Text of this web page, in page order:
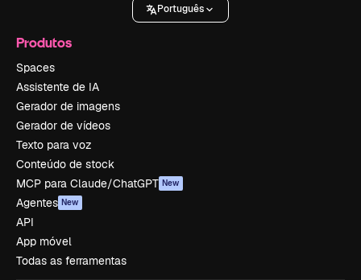
Português
Produtos
Spaces
Assistente de IA
Gerador de imagens
Gerador de vídeos
Texto para voz
Conteúdo de stock
MCP para Claude/ChatGPT New
Agentes New
API
App móvel
Todas as ferramentas